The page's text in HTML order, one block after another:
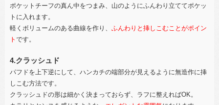
ポケットチーフの真ん中をつまみ、山のようにふんわり立ててポケッ
トに入れます。
軽くボリュームのある曲線を作り、 ふんわりと挿しこむことがポイン
ト です。
4.クラッシュド
パフドを上下逆にして、ハンカチの端部分が見えるように無造作に挿
しこむ方法です。
クラッシュドの形は細かく決まっておらず、ラフに整えればOK。